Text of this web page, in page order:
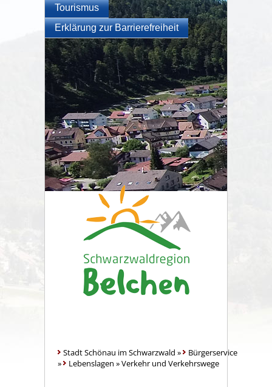
Tourismus
Erklärung zur Barrierefreiheit
Stadt Schönau im Schwarzwald »
Bürgerservice
»
Lebenslagen »Verkehr und Verkehrswege